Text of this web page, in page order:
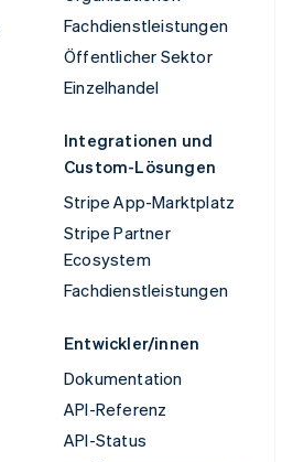
Fachdienstleistungen
Öffentlicher Sektor
Einzelhandel
Integrationen und
Custom-Lösungen
Stripe App-Marktplatz
Stripe Partner
Ecosystem
Fachdienstleistungen
Entwickler/innen
Dokumentation
API-Referenz
API-Status